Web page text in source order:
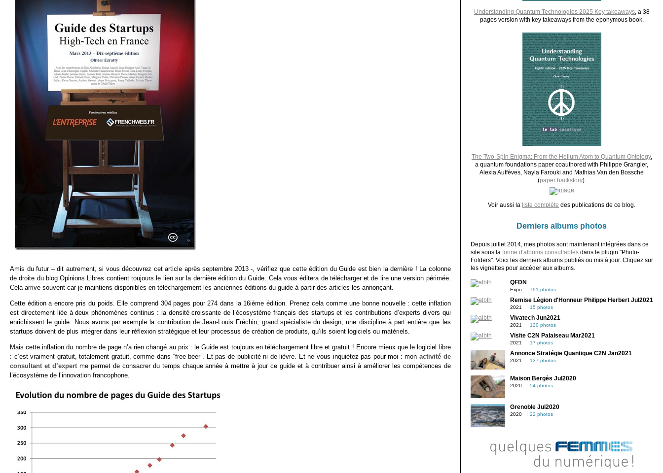
Amis du futur – dit autrement, si vous découvrez cet article après septembre 2013 -, vérifiez que cette édition du Guide est bien la dernière ! La colonne
de droite du blog Opinions Libres contient toujours le lien sur la dernière édition du Guide. Cela vous éditera de télécharger et de lire une version périmée.
Cela arrive souvent car je maintiens disponibles en téléchargement les anciennes éditions du guide à partir des articles les annonçant.
Cette édition a encore pris du poids. Elle comprend 304 pages pour 274 dans la 16ième édition. Prenez cela comme une bonne nouvelle : cette inflation
est directement liée à deux phénomènes continus : la densité croissante de l’écosystème français des startups et les contributions d’experts divers qui
enrichissent le guide. Nous avons par exemple la contribution de Jean-Louis Fréchin, grand spécialiste du design, une discipline à part entière que les
startups doivent de plus intégrer dans leur réflexion stratégique et leur processus de création de produits, qu’ils soient logiciels ou matériels.
Mais cette inflation du nombre de page n’a rien changé au prix : le Guide est toujours en téléchargement libre et gratuit ! Encore mieux que le logiciel libre
: c’est vraiment gratuit, totalement gratuit, comme dans “free beer”. Et pas de publicité ni de lièvre. Et ne vous inquiétez pas pour moi : monactivité de
consultant et d’expertme permet de consacrer du temps chaque année à mettre à jour ce guide et à contribuer ainsi à améliorer les compétences de
l’écosystème de l’innovation francophone.
Understanding Quantum Technologies 2025 Key takeaways, a 38
pages version with key takeaways from the eponymous book.
The Two-Spin Enigma: From the Helium Atom to Quantum Ontology,
a quantum foundations paper coauthored with Philippe Grangier,
Alexia Auffèves, Nayla Farouki and Mathias Van den Bossche
(paper backstory).
Voir aussi la liste complète des publications de ce blog.
Derniers albums photos
Depuis juillet 2014, mes photos sont maintenant intégrées dans ce
site sous la forme d'albums consultablesdans le plugin "Photo-
Folders". Voici les derniers albums publiés ou mis à jour. Cliquez sur
les vignettes pour accéder aux albums.
QFDN
Expo 791 photos
Remise Légion d'Honneur Philippe Herbert Jul2021
2021 15 photos
Vivatech Jun2021
2021 120 photos
Visite C2N Palaiseau Mar2021
2021 17 photos
Annonce Stratégie Quantique C2N Jan2021
2021 137 photos
Maison Bergès Jul2020
2020 54 photos
Grenoble Jul2020
2020 22 photos